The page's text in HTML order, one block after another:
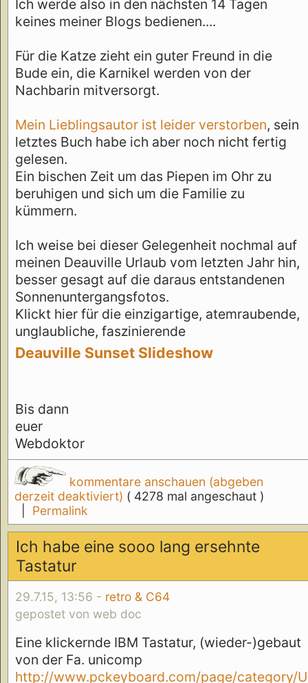
Ich werde also in den nächsten 14 Tagen
keines meiner Blogs bedienen....
Für die Katze zieht ein guter Freund in die
Bude ein, die Karnikel werden von der
Nachbarin mitversorgt.
Mein Lieblingsautor ist leider verstorben, sein
letztes Buch habe ich aber noch nicht fertig
gelesen.
Ein bischen Zeit um das Piepen im Ohr zu
beruhigen und sich um die Familie zu
kümmern.
Ich weise bei dieser Gelegenheit nochmal auf
meinen Deauville Urlaub vom letzten Jahr hin,
besser gesagt auf die daraus entstandenen
Sonnenuntergangsfotos.
Klickt hier für die einzigartige, atemraubende,
unglaubliche, faszinierende
Deauville Sunset Slideshow
Bis dann
euer
Webdoktor
kommentare anschauen (abgeben
derzeit deaktiviert) ( 4278 mal angeschaut )
Permalink
Ich habe eine sooo lang ersehnte
Tastatur
29.7.15, 13:56 - retro & C64
gepostet von web doc
Eine klickernde IBM Tastatur, (wieder-)gebaut
von der Fa. unicomp
http://www.pckeyboard.com/page/category/